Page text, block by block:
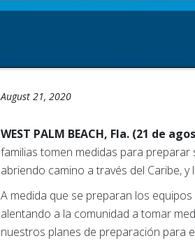
August 21, 2020
WEST PALM BEACH, Fla. (21 de
familias tomen medidas para
abriendo camino a través del Caribe,
A medida que se preparan los
alentando a la comunidad a tomar
nuestros planes de preparación para